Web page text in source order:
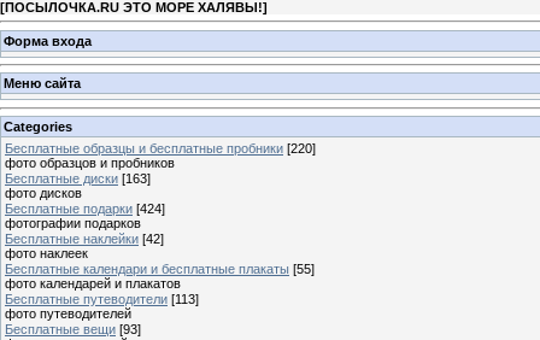
[ПОСЫЛОЧКА.RU ЭТО МОРЕ ХАЛЯВЫ!]
Форма входа
Меню сайта
Categories
Бесплатные образцы и бесплатные пробники [220]
фото образцов и пробников
Бесплатные диски [163]
фото дисков
Бесплатные подарки [424]
фотографии подарков
Бесплатные наклейки [42]
фото наклеек
Бесплатные календари и бесплатные плакаты [55]
фото календарей и плакатов
Бесплатные путеводители [113]
фото путеводителей
Бесплатные вещи [93]